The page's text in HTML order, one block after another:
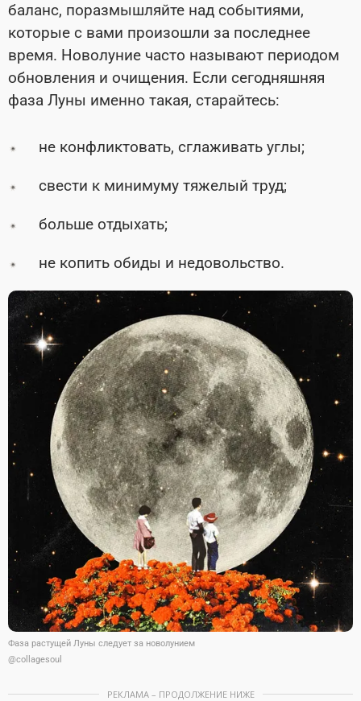
баланс, поразмышляйте над событиями,
которые с вами произошли за последнее
время. Новолуние часто называют периодом
обновления и очищения. Если сегодняшняя
фаза Луны именно такая, старайтесь:
не конфликтовать, сглаживать углы;
свести к минимуму тяжелый труд;
больше отдыхать;
не копить обиды и недовольство.
Фаза растущей Луны следует за новолунием
@collagesoul
РЕКЛАМА – ПРОДОЛЖЕНИЕ НИЖЕ